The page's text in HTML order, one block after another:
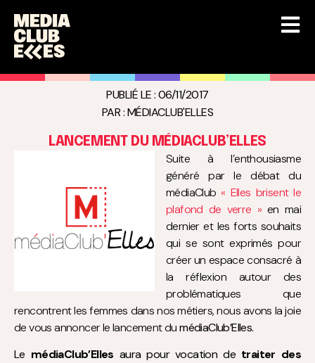
PUBLIÉ LE :06/11/2017
PAR :MÉDIACLUB'ELLES
LANCEMENT DU MÉDIACLUB’ELLES
Suite à l’enthousiasme
généré par le débat du
médiaClub« Elles brisent le
plafond de verre » en mai
dernier et les forts souhaits
qui se sont exprimés pour
créer un espace consacré à
la réflexion autour des
problématiques que
rencontrent les femmes dans nos métiers, nous avons la joie
de vous annoncer le lancement dumédiaClub’Elles.
Le médiaClub’Elles aura pour vocation de traiter des